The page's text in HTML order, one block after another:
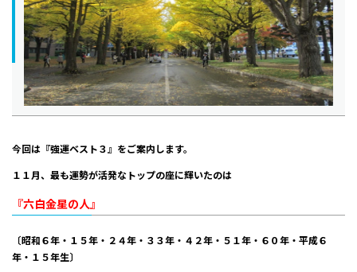
今回は『強運ベスト３』をご案内します。
１１月、最も運勢が活発なトップの座に輝いたのは
『六白金星の人』
〔昭和６年・１５年・２４年・３３年・４２年・５１年・６０年・平成６
年・１５年生〕